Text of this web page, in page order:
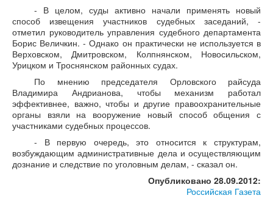
- В целом, суды активно начали применять новый
способ извещения участников судебных заседаний, -
отметил руководитель управления судебного департамента
Борис Величкин. - Однако он практически не используется в
Верховском, Дмитровском, Колпнянском, Новосильском,
Урицком и Троснянском районных судах.
По мнению председателя Орловского райсуда
Владимира Андрианова, чтобы механизм работал
эффективнее, важно, чтобы и другие правоохранительные
органы взяли на вооружение новый способ общения с
участниками судебных процессов.
- В первую очередь, это относится к структурам,
возбуждающим административные дела и осуществляющим
дознание и следствие по уголовным делам, - сказал он.
Опубликовано 28.09.2012:
Российская Газета